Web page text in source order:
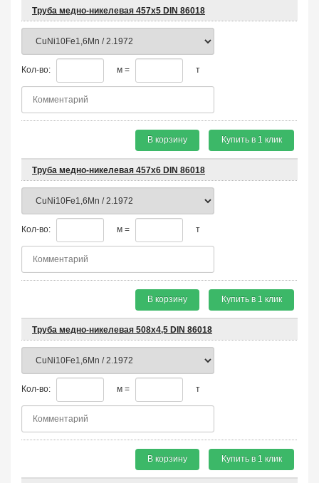
Труба медно-никелевая 457х5 DIN 86018
Кол-во: м = т
В корзину Купить в 1 клик
Труба медно-никелевая 457х6 DIN 86018
Кол-во: м = т
В корзину Купить в 1 клик
Труба медно-никелевая 508х4,5 DIN 86018
Кол-во: м = т
В корзину Купить в 1 клик